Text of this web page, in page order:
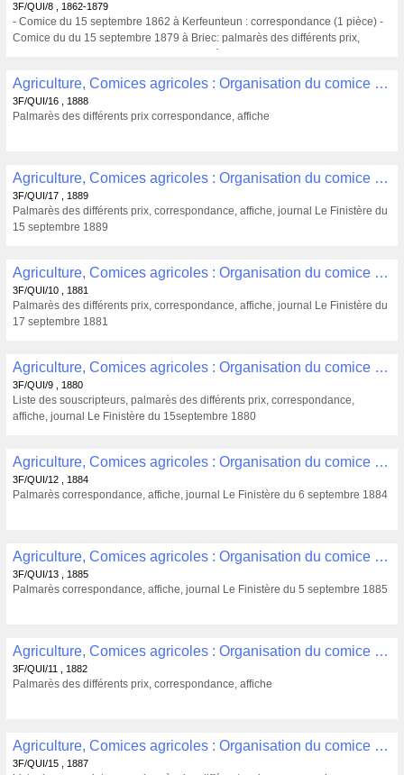
3F/QUI/8 , 1862-1879
- Comice du 15 septembre 1862 à Kerfeunteun : correspondance (1 pièce) -
Comice du du 15 septembre 1879 à Briec: palmarès des différents prix,
Agriculture, Comices agricoles : Organisation du comice agricole de Quimper du 10 septembre 1888 à Penhars (1888) , 3F/QUI/16
3F/QUI/16 , 1888
Palmarès des différents prix correspondance, affiche
Agriculture, Comices agricoles : Organisation du comice agricole de Quimper du 10 septembre 1889 à Briec (1889) , 3F/QUI/17
3F/QUI/17 , 1889
Palmarès des différents prix, correspondance, affiche, journal Le Finistère du
15 septembre 1889
Agriculture, Comices agricoles : Organisation du comice agricole de Quimper du 12 septembre 1881 à Concarneau (1881) , 3F/QUI/10
3F/QUI/10 , 1881
Palmarès des différents prix, correspondance, affiche, journal Le Finistère du
17 septembre 1881
Agriculture, Comices agricoles : Organisation du comice agricole de Quimper du 13 septembre 1880 à Kerfeunteun (1880) , 3F/QUI/9
3F/QUI/9 , 1880
Liste des souscripteurs, palmarès des différents prix, correspondance,
affiche, journal Le Finistère du 15septembre 1880
Agriculture, Comices agricoles : Organisation du comice agricole de Quimper du 2 septembre 1884 à Ergué Gabéric (1884) , 3F/QUI/12
3F/QUI/12 , 1884
Palmarès correspondance, affiche, journal Le Finistère du 6 septembre 1884
Agriculture, Comices agricoles : Organisation du comice agricole de Quimper du 31 août 1885 à Trégunc (1885) , 3F/QUI/13
3F/QUI/13 , 1885
Palmarès correspondance, affiche, journal Le Finistère du 5 septembre 1885
Agriculture, Comices agricoles : Organisation du comice agricole de Quimper du 5 septembre 1882 à Elliant (1882) , 3F/QUI/11
3F/QUI/11 , 1882
Palmarès des différents prix, correspondance, affiche
Agriculture, Comices agricoles : Organisation du comice agricole de Quimper du 6 septembre 1887 à Briec (1887) , 3F/QUI/15
3F/QUI/15 , 1887